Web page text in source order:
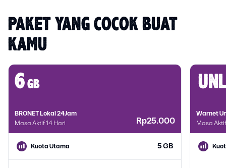
PAKET YANG COCOK BUAT
KAMU
6 gb
BRONET Lokal 24Jam
Masa Aktif 14 Hari
Rp25.000
Kuota Utama 5 GB
Warnet
Masa